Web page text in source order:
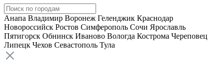
Анапа Владимир Воронеж Геленджик Краснодар
Новороссийск Ростов Симферополь Сочи Ярославль
Пятигорск Обнинск Иваново Вологда Кострома Череповец
Липецк Чехов Севастополь Тула